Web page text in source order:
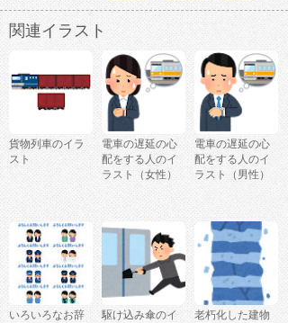
関連イラスト
貨物列車のイラ
スト
電車の遅延の心
配をする人のイ
ラスト（女性）
電車の遅延の心
配をする人のイ
ラスト（男性）
いろいろなお辞
駆け込み傘のイ
老朽化した建物